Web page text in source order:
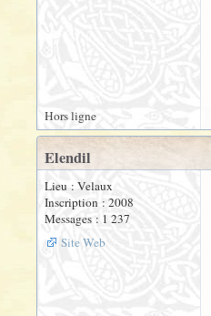
Hors ligne
Elendil
Lieu : Velaux
Inscription : 2008
Messages : 1 237
Site Web